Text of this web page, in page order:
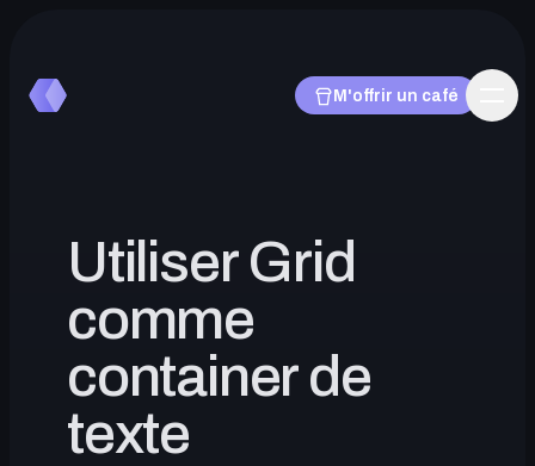
M'offrir un café
M'offrir un café
Articles
Plugins
Utiliser Grid
comme
container de
texte